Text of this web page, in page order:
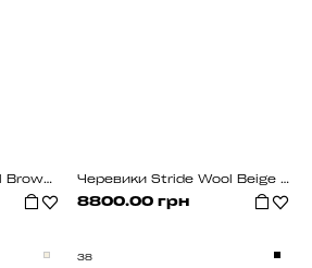
Черевики Stride Wool Brown (з хутром) Черевики Stride Wool Beige (з хутром)
8800.00 грн
38